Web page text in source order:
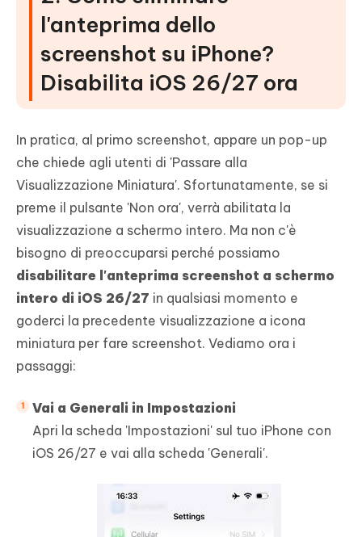
l'anteprima dello
screenshot su iPhone?
Disabilita iOS 26/27 ora
In pratica, al primo screenshot, appare un pop-up
che chiede agli utenti di 'Passare alla
Visualizzazione Miniatura'. Sfortunatamente, se si
preme il pulsante 'Non ora', verrà abilitata la
visualizzazione a schermo intero. Ma non c'è
bisogno di preoccuparsi perché possiamo
disabilitare l'anteprima screenshot a schermo
intero di iOS 26/27 in qualsiasi momento e
goderci la precedente visualizzazione a icona
miniatura per fare screenshot. Vediamo ora i
passaggi:
Vai a Generali in Impostazioni
Apri la scheda 'Impostazioni' sul tuo iPhone con
iOS 26/27 e vai alla scheda 'Generali'.